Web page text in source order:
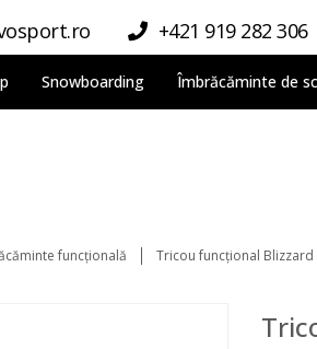
+421 919 282 306
Snowboarding Îmbrăcăminte de
funcțională Tricou funcțional